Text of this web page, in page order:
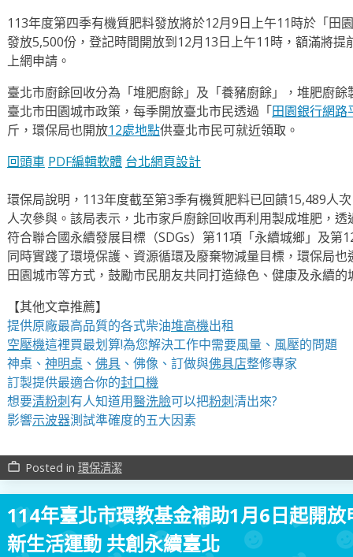
113年度第四季有機質肥料發放將於12月9日上午11時於「田
發放5,500份，登記時間開放到12月13日上午11時，額滿將
上網申請。
臺北市廚餘回收分為「堆肥廚餘」及「養豬廚餘」，堆肥廚
臺北市田園城市政策，每季開放臺北市民透過「田園銀行網路
斤，環保局也開放12處地點供臺北市民可就近領取。
回頭車 PDF編輯軟體 台北網頁設計
環保局說明，113年度截至第3季有機質肥料已回饋15,489人
人次參與。該局表示，北市家戶廚餘回收再利用製成堆肥，
符合聯合國永續發展目標（SDGs）第11項「永續城鄉」及第
同時實踐了環境保護、資源循環及廢棄物減量目標，環保局
田園城市等方式，鼓勵市民朋友共同打造綠色、健康及永續的
【其他文章推薦】
提供原廠最高品質的各式柴油堆高機出租
空壓機這裡買最划算!為您解決工作中需要風量、風壓的問題
神桌、 神明桌、 佛具、佛像、訂做與佛具店整修專家
訂製提供最適合你的封口機
想要清粉刺有人知道用醫洗臉可以把粉刺清出來?
影響示波器測試準確度的五大因素
work_outline Posted in 環保清潔
114年臺北市環教基金補助1月6日起開
新生活運動 共創永續臺北